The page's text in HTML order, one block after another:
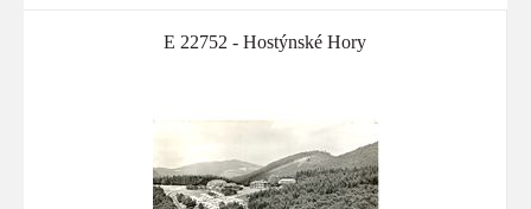
E 22752 - Hostýnské Hory